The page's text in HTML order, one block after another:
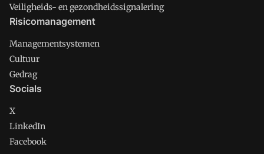
Veiligheids- en gezondheidssignalering
Risicomanagement
Managementsystemen
Cultuur
Gedrag
Socials
X
LinkedIn
Facebook